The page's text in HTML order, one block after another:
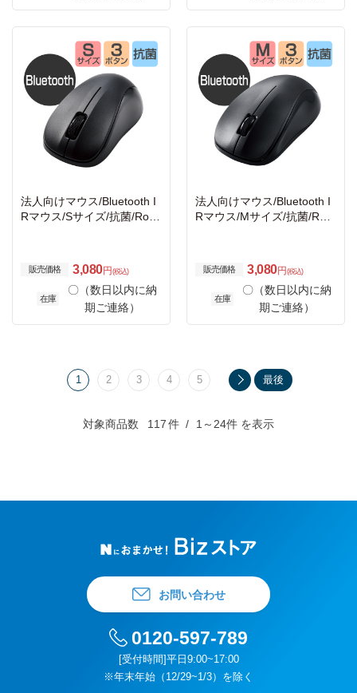
法人向けマウス/Bluetooth I
Rマウス/Sサイズ/抗菌/RoH
販売価格 3,080円 (税込)
在庫
〇（数日以内に納
期ご連絡）
法人向けマウス/Bluetooth I
Rマウス/Mサイズ/抗菌/RoH
販売価格 3,080円 (税込)
在庫
〇（数日以内に納
期ご連絡）
対象商品数 117件 1～24件 を表示
1 2 3 4 5 最後
お問い合わせ
0120-597-789
[受付時間]平日9:00~17:00
※年末年始（12/29~1/3）を除く